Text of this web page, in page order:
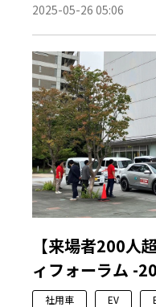
2025-05-26 05:06
【来場者200人
ィフォーラム -
社用車 EV